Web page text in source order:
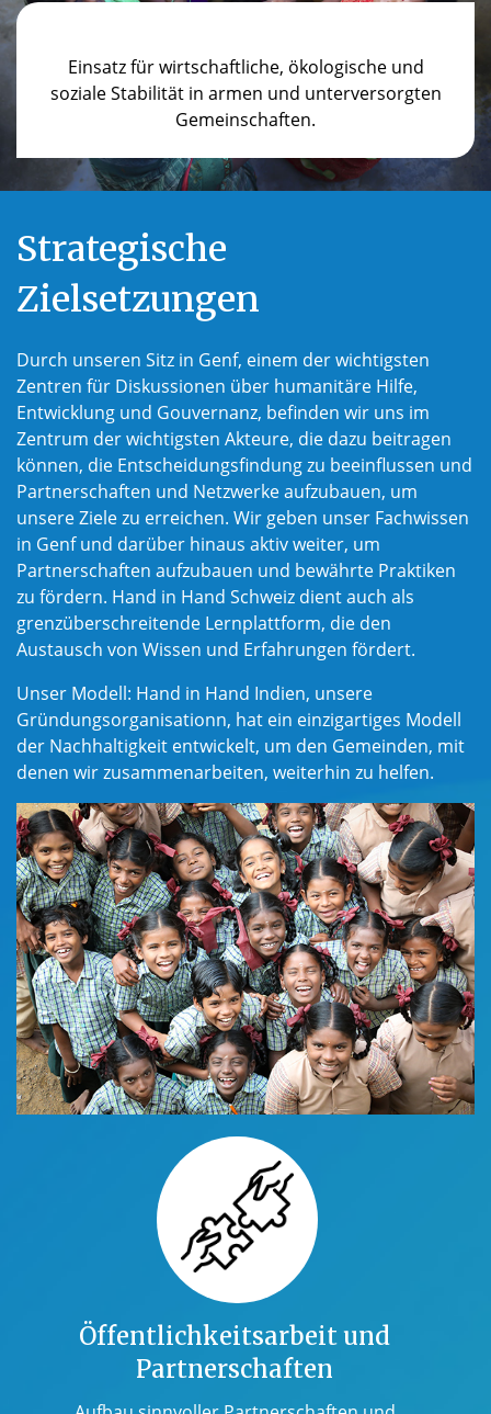
Einsatz für wirtschaftliche, ökologische und
soziale Stabilität in armen und unterversorgten
Gemeinschaften.
Strategische
Zielsetzungen
Durch unseren Sitz in Genf, einem der wichtigsten
Zentren für Diskussionen über humanitäre Hilfe,
Entwicklung und Gouvernanz, befinden wir uns im
Zentrum der wichtigsten Akteure, die dazu beitragen
können, die Entscheidungsfindung zu beeinflussen und
Partnerschaften und Netzwerke aufzubauen, um
unsere Ziele zu erreichen. Wir geben unser Fachwissen
in Genf und darüber hinaus aktiv weiter, um
Partnerschaften aufzubauen und bewährte Praktiken
zu fördern. Hand in Hand Schweiz dient auch als
grenzüberschreitende Lernplattform, die den
Austausch von Wissen und Erfahrungen fördert.
Unser Modell: Hand in Hand Indien, unsere
Gründungsorganisationn, hat ein einzigartiges Modell
der Nachhaltigkeit entwickelt, um den Gemeinden, mit
denen wir zusammenarbeiten, weiterhin zu helfen.
Öffentlichkeitsarbeit und
Partnerschaften